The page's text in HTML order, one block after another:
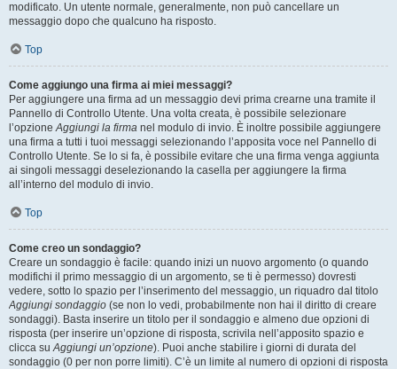
modificato. Un utente normale, generalmente, non può cancellare un
messaggio dopo che qualcuno ha risposto.
Top
Come aggiungo una firma ai miei messaggi?
Per aggiungere una firma ad un messaggio devi prima crearne una tramite il
Pannello di Controllo Utente. Una volta creata, è possibile selezionare
l’opzioneAggiungi la firma nel modulo di invio. È inoltre possibile aggiungere
una firma a tutti i tuoi messaggi selezionando l’apposita voce nel Pannello di
Controllo Utente. Se lo si fa, è possibile evitare che una firma venga aggiunta
ai singoli messaggi deselezionando la casella per aggiungere la firma
all’interno del modulo di invio.
Top
Come creo un sondaggio?
Creare un sondaggio è facile: quando inizi un nuovo argomento (o quando
modifichi il primo messaggio di un argomento, se ti è permesso) dovresti
vedere, sotto lo spazio per l’inserimento del messaggio, un riquadro dal titolo
Aggiungi sondaggio (se non lo vedi, probabilmente non hai il diritto di creare
sondaggi). Basta inserire un titolo per il sondaggio e almeno due opzioni di
risposta (per inserire un’opzione di risposta, scrivila nell’apposito spazio e
clicca suAggiungi un’opzione). Puoi anche stabilire i giorni di durata del
sondaggio (0 per non porre limiti). C’è un limite al numero di opzioni di risposta